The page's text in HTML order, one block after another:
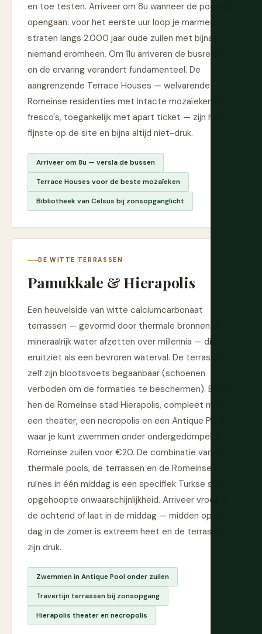
en toe testen. Arriveer om 8u wanneer de poorten
opengaan: voor het eerste uur loop je marmeren
straten langs 2.000 jaar oude zuilen met bijna
niemand eromheen. Om 11u arriveren de busreizen
en de ervaring verandert fundamenteel. De
aangrenzende Terrace Houses — welvarende
Romeinse residenties met intacte mozaïeken en
fresco's, toegankelijk met apart ticket — zijn het
fijnste op de site en bijna altijd niet-druk.
Arriveer om 8u — versla de bussen
Terrace Houses voor de beste mozaïeken
Bibliotheek van Celsus bij zonsopganglicht
DE WITTE TERRASSEN
Pamukkale & Hierapolis
Een heuvelside van witte calciumcarbonaat
terrassen — gevormd door thermale bronnen die
mineraalrijk water afzetten over millennia — die
eruitziet als een bevroren waterval. De terrassen
zelf zijn blootsvoets begaanbaar (schoenen
verboden om de formaties te beschermen). Boven
hen de Romeinse stad Hierapolis, compleet met
een theater, een necropolis en een Antique Pool
waar je kunt zwemmen onder ondergedompelde
Romeinse zuilen voor €20. De combinatie van de
thermale pools, de terrassen en de Romeinse
ruïnes in één middag is een specifiek Turkse soort
opgehoopte onwaarschijnlijkheid. Arriveer vroeg in
de ochtend of laat in de middag — midden op de
dag in de zomer is extreem heet en de terrassen
zijn druk.
Zwemmen in Antique Pool onder zuilen
Travertijn terrassen bij zonsopgang
Hierapolis theater en necropolis